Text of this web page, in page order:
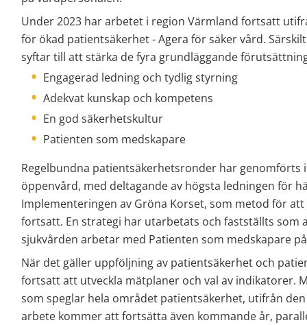
Under 2023 har arbetet i region Värmland fortsatt
för ökad patientsäkerhet - Agera för säker vård.
syftar till att stärka de fyra grundläggande
Engagerad ledning och tydlig styrning
Adekvat kunskap och kompetens
En god säkerhetskultur
Patienten som medskapare
Regelbundna patientsäkerhetsronder har
öppenvård, med deltagande av högsta ledningen för
Implementeringen av Gröna Korset, som metod för
fortsatt. En strategi har utarbetats och fastställts som
sjukvården arbetar med Patienten som medskapare
När det gäller uppföljning av patientsäkerhet och
fortsatt att utveckla mätplaner och val av indikatorer.
som speglar hela området patientsäkerhet, utifrån
arbete kommer att fortsätta även kommande år,